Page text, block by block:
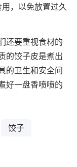
，以免放置过久
还要重视食材的
的饺子皮是煮出
的卫生和安全问
好一盘香喷喷的
饺子